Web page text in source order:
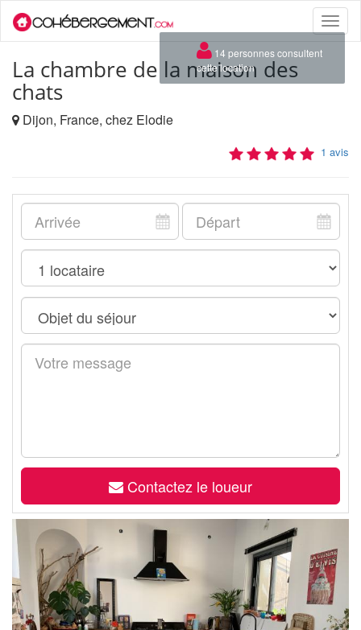
Toggle
La chambre de la maison des
chats
Dijon, France, chez Elodie
1 avis
Contactez le loueur
×
14 personnes consultent
cette location